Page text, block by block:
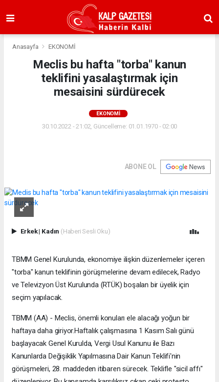
Anasayfa EKONOMİ
Meclis bu hafta "torba" kanun
teklifini yasalaştırmak için
mesaisini sürdürecek
EKONOMİ
30.10.2022 - 21:02, Güncelleme: 01.01.1970 - 02:00
ABONE OL
Erkek| Kadın (Haberi Sesli Oku)
TBMM Genel Kurulunda, ekonomiye ilişkin düzenlemeler içeren
"torba" kanun teklifinin görüşmelerine devam edilecek, Radyo
ve Televizyon Üst Kurulunda (RTÜK) boşalan bir üyelik için
seçim yapılacak.
TBMM (AA) - Meclis, önemli konuları ele alacağı yoğun bir
haftaya daha giriyor.​ Haftalık çalışmasına 1 Kasım Salı günü
başlayacak Genel Kurulda, Vergi Usul Kanunu ile Bazı
Kanunlarda Değişiklik Yapılmasına Dair Kanun Teklifi'nin
görüşmeleri, 28. maddeden itibaren sürecek. Teklifle "sicil affı"